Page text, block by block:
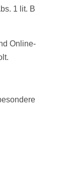
1 lit. B
Online-